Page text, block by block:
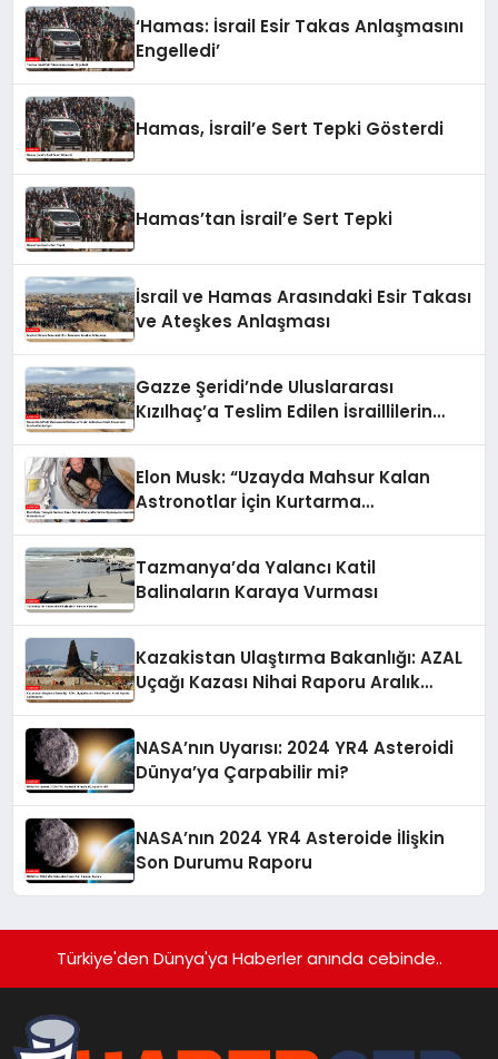
‘Hamas: İsrail Esir Takas Anlaşmasını
Engelledi’
Hamas, İsrail’e Sert Tepki Gösterdi
Hamas’tan İsrail’e Sert Tepki
İsrail ve Hamas Arasındaki Esir Takası
ve Ateşkes Anlaşması
Gazze Şeridi’nde Uluslararası
Kızılhaç’a Teslim Edilen İsraillilerin
Elon Musk: “Uzayda Mahsur Kalan
Astronotlar İçin Kurtarma
Tazmanya’da Yalancı Katil
Balinaların Karaya Vurması
Kazakistan Ulaştırma Bakanlığı: AZAL
Uçağı Kazası Nihai Raporu Aralık
NASA’nın Uyarısı: 2024 YR4 Asteroidi
Dünya’ya Çarpabilir mi?
NASA’nın 2024 YR4 Asteroide İlişkin
Son Durumu Raporu
Türkiye'den Dünya'ya Haberler anında cebinde..